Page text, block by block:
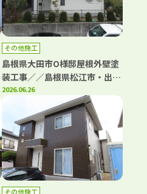
その他施工
島根県大田市O様邸屋根外壁塗
装工事／／島根県松江市・出雲
市・大田市・雲南市・鳥取県米
子市・境港市の「きじま塗装」
2026.06.26
その他施工